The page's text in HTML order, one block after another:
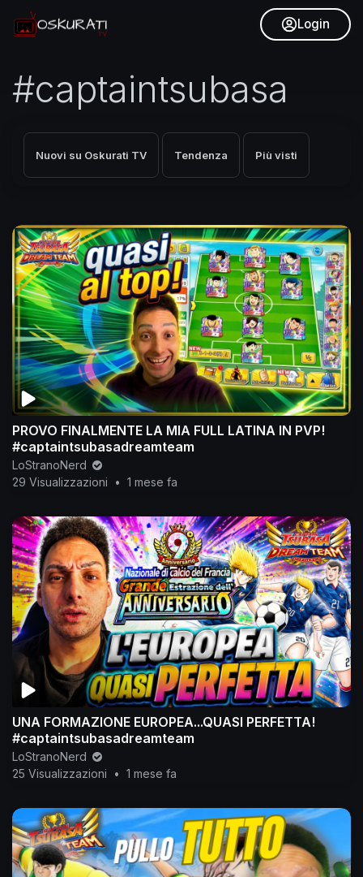
Login
#captaintsubasa
Nuovi su Oskurati TV Tendenza Più visti
PROVO FINALMENTE LA MIA FULL LATINA IN PVP!
#captaintsubasadreamteam
LoStranoNerd
29 Visualizzazioni
• 1 mese fa
UNA FORMAZIONE EUROPEA...QUASI PERFETTA!
#captaintsubasadreamteam
LoStranoNerd
25 Visualizzazioni
• 1 mese fa